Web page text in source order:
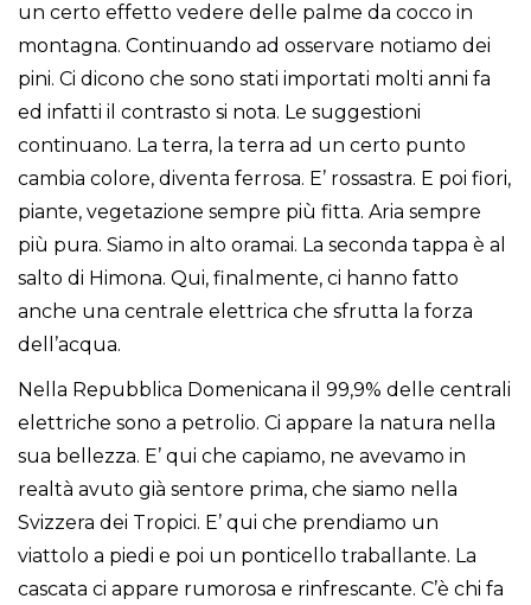
un certo effetto vedere delle palme da cocco in
montagna. Continuando ad osservare notiamo dei
pini. Ci dicono che sono stati importati molti anni fa
ed infatti il contrasto si nota. Le suggestioni
continuano. La terra, la terra ad un certo punto
cambia colore, diventa ferrosa. E’ rossastra. E poi fiori,
piante, vegetazione sempre più fitta. Aria sempre
più pura. Siamo in alto oramai. La seconda tappa è al
salto di Himona. Qui, finalmente, ci hanno fatto
anche una centrale elettrica che sfrutta la forza
dell’acqua.
Nella Repubblica Domenicana il 99,9% delle centrali
elettriche sono a petrolio. Ci appare la natura nella
sua bellezza. E’ qui che capiamo, ne avevamo in
realtà avuto già sentore prima, che siamo nella
Svizzera dei Tropici. E’ qui che prendiamo un
viattolo a piedi e poi un ponticello traballante. La
cascata ci appare rumorosa e rinfrescante. C’è chi fa